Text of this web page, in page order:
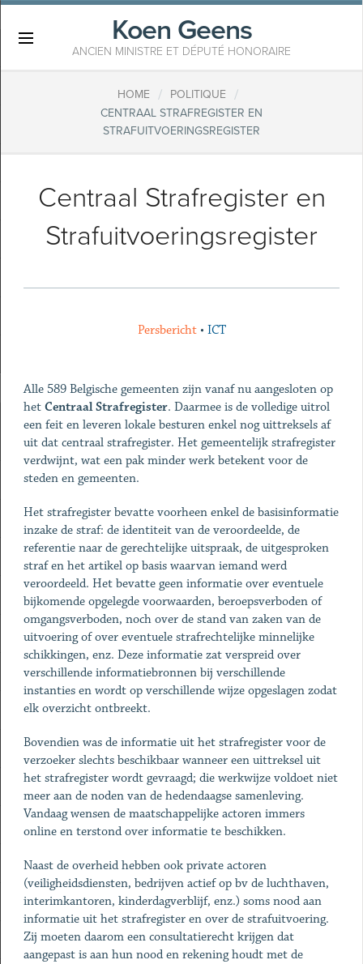
Koen Geens
ANCIEN MINISTRE ET DÉPUTÉ HONORAIRE
HOME / POLITIQUE /
​CENTRAAL STRAFREGISTER EN
STRAFUITVOERINGSREGISTER
​Centraal Strafregister en
Strafuitvoeringsregister
Persbericht • ICT
Alle 589 Belgische gemeenten zijn vanaf nu aangesloten op
het Centraal Strafregister. Daarmee is de volledige uitrol
een feit en leveren lokale besturen enkel nog uittreksels af
uit dat centraal strafregister. Het gemeentelijk strafregister
verdwijnt, wat een pak minder werk betekent voor de
steden en gemeenten.
Het strafregister bevatte voorheen enkel de basisinformatie
inzake de straf: de identiteit van de veroordeelde, de
referentie naar de gerechtelijke uitspraak, de uitgesproken
straf en het artikel op basis waarvan iemand werd
veroordeeld. Het bevatte geen informatie over eventuele
bijkomende opgelegde voorwaarden, beroepsverboden of
omgangsverboden, noch over de stand van zaken van de
uitvoering of over eventuele strafrechtelijke minnelijke
schikkingen, enz. Deze informatie zat verspreid over
verschillende informatiebronnen bij verschillende
instanties en wordt op verschillende wijze opgeslagen zodat
elk overzicht ontbreekt.
Bovendien was de informatie uit het strafregister voor de
verzoeker slechts beschikbaar wanneer een uittreksel uit
het strafregister wordt gevraagd; die werkwijze voldoet niet
meer aan de noden van de hedendaagse samenleving.
Vandaag wensen de maatschappelijke actoren immers
online en terstond over informatie te beschikken.
Naast de overheid hebben ook private actoren
(veiligheidsdiensten, bedrijven actief op bv de luchthaven,
interimkantoren, kinderdagverblijf, enz.) soms nood aan
informatie uit het strafregister en over de strafuitvoering.
Zij moeten daarom een consultatierecht krijgen dat
aangepast is aan hun nood en rekening houdt met de